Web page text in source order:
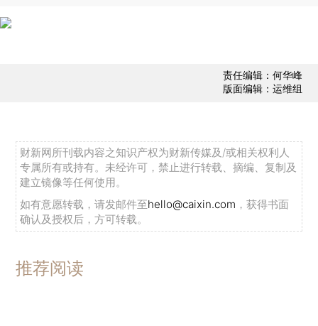
责任编辑：何华峰
版面编辑：运维组
财新网所刊载内容之知识产权为财新传媒及/或相关权利人
专属所有或持有。未经许可，禁止进行转载、摘编、复制及
建立镜像等任何使用。
如有意愿转载，请发邮件至hello@caixin.com ，获得书面
确认及授权后，方可转载。
推荐阅读